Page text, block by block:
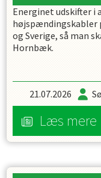
Energinet udskifter i
højspændingskabler
og Sverige, så man
Hornbæk.
21.07.2026
Læs mere